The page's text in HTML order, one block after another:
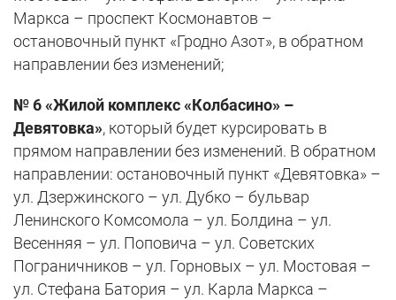
Маркса – проспект Космонавтов –
остановочный пункт «Гродно Азот», в обратном
направлении без изменений;
№ 6 «Жилой комплекс «Колбасино» –
Девятовка», который будет курсировать в
прямом направлении без изменений. В обратном
направлении: остановочный пункт «Девятовка» –
ул. Дзержинского – ул. Дубко – бульвар
Ленинского Комсомола – ул. Болдина – ул.
Весенняя – ул. Поповича – ул. Советских
Пограничников – ул. Горновых – ул. Мостовая –
ул. Стефана Батория – ул. Карла Маркса –